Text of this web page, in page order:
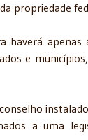
propriedade
haverá
e
a uma